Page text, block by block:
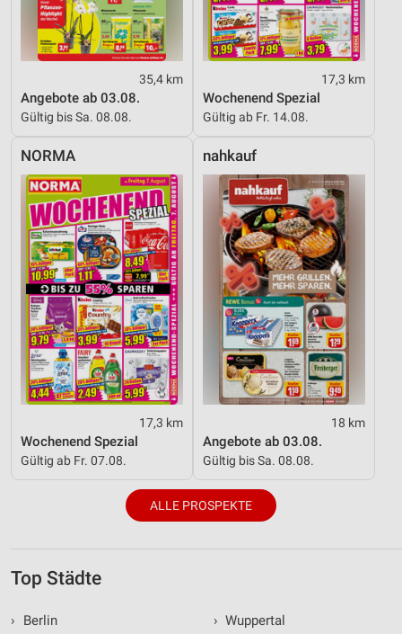
35,4 km
Angebote ab 03.08.
Gültig bis Sa. 08.08.
17,3 km
Wochenend Spezial
Gültig ab Fr. 14.08.
NORMA
17,3 km
Wochenend Spezial
Gültig ab Fr. 07.08.
nahkauf
18 km
Angebote ab 03.08.
Gültig bis Sa. 08.08.
ALLE PROSPEKTE
Top Städte
›
Berlin
› Wuppertal
Performance
Funktional
Werbung